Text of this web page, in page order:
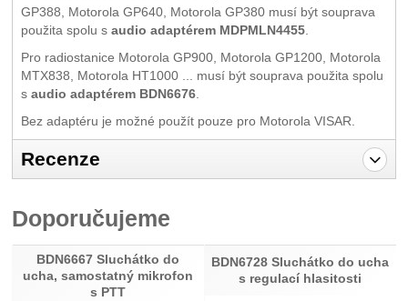
GP388, Motorola GP640, Motorola GP380 musí být souprava
použita spolu s audio adaptérem MDPMLN4455.
Pro radiostanice Motorola GP900, Motorola GP1200, Motorola
MTX838, Motorola HT1000 ... musí být souprava použita spolu
s audio adaptérem BDN6676.
Bez adaptéru je možné použít pouze pro Motorola VISAR.
Recenze
Recenze
Nebyla přidána žádná recenze.
Doporučujeme
BDN6667 Sluchátko do
ucha, samostatný mikrofon
s PTT
BDN6728 Sluchátko do ucha
s regulací hlasitosti